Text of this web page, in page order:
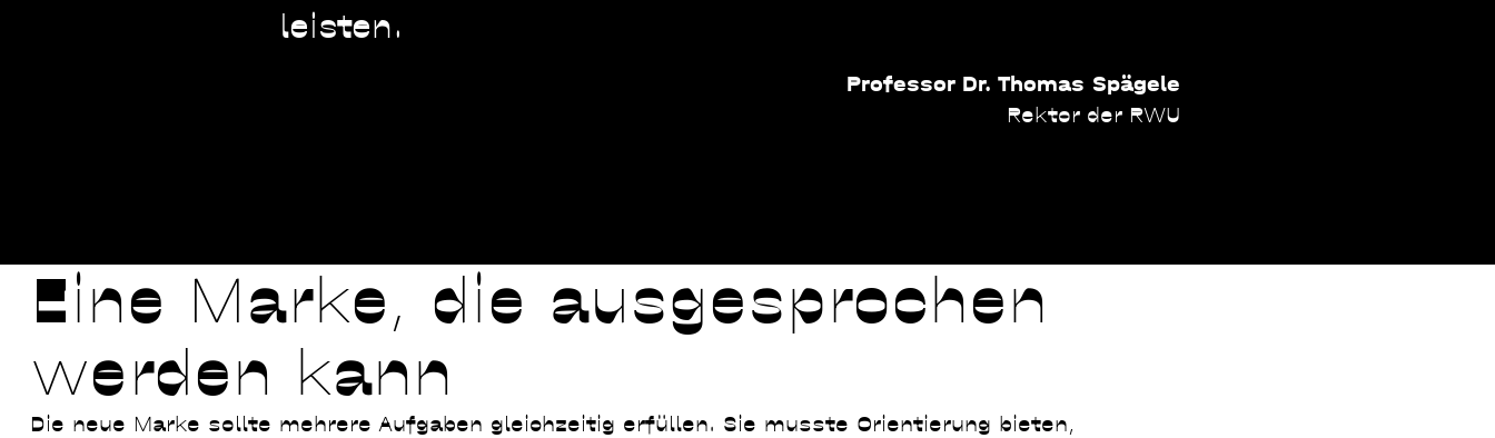
leisten.
Professor Dr. Thomas Spägele
Rektor der RWU
Eine Marke, die ausgesprochen
werden kann
Die neue Marke sollte mehrere Aufgaben gleichzeitig erfüllen. Sie musste Orientierung bieten,